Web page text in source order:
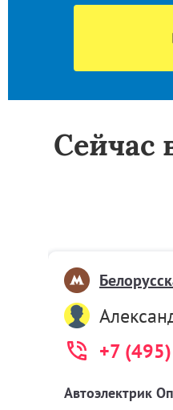
Сейчас
+7
Автоэлектрик